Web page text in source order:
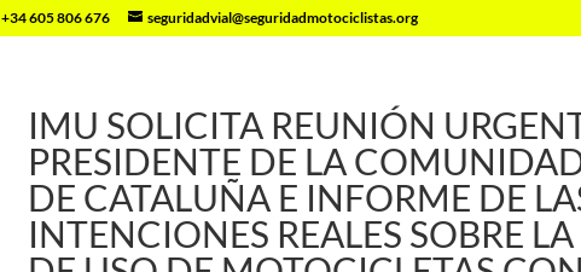
+34 605 806 676 seguridadvial@seguridadmotociclistas.org
IMU SOLICITA REUNIÓN
PRESIDENTE DE LA
DE CATALUÑA E INFORME DE
INTENCIONES REALES SOBRE